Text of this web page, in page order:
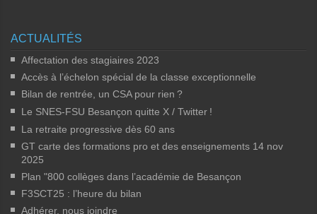
ACTUALITÉS
Affectation des stagiaires 2023
Accès à l’échelon spécial de la classe exceptionnelle
Bilan de rentrée, un CSA pour rien ?
Le SNES-FSU Besançon quitte X / Twitter !
La retraite progressive dès 60 ans
GT carte des formations pro et des enseignements 14 nov
2025
Plan "800 collèges dans l’académie de Besançon
F3SCT25 : l’heure du bilan
Adhérer, nous joindre